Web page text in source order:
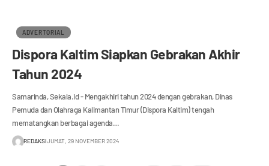
ADVERTORIAL
Dispora Kaltim Siapkan Gebrakan Akhir
Tahun 2024
Samarinda, Sekala.id - Mengakhiri tahun 2024 dengan gebrakan, Dinas
Pemuda dan Olahraga Kalimantan Timur (Dispora Kaltim) tengah
mematangkan berbagai agenda…
REDAKSIJUMAT, 29 NOVEMBER 2024